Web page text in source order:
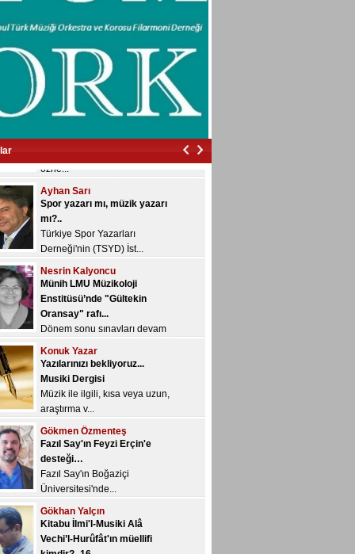
Bülent Aksoy
İzmir’in içinde vurdular beni…
İzmir’in içinde vurdular
beni…...
Veyis Yeğin
Çalgıları geliştirmek nedir,
Spor yazarı mı, müzik yazarı
mı?..
Türkiye Spor Yazarları
Derneği'nin (TSYD) İst...
Münih LMU Müzikoloji
Enstitüsü’nde "Gültekin
Oransay" rafı...
Dönem sonu sınavları devam
ediyor ve bugü...
Yazılarınızı bekliyoruz...
Musiki Dergisi
Müzik ile ilgili, kısa veya uzun,
araştırma v...
Fazıl Say'ın Feyzi Erçin'e
desteği…
Fazıl Say'ın Boğaziçi
Üniversitesi'nde...
Kitabu İlmi'l-Musiki Alâ
Vechi’l-Hurûfât'ın müellifi
kimdir? -16-